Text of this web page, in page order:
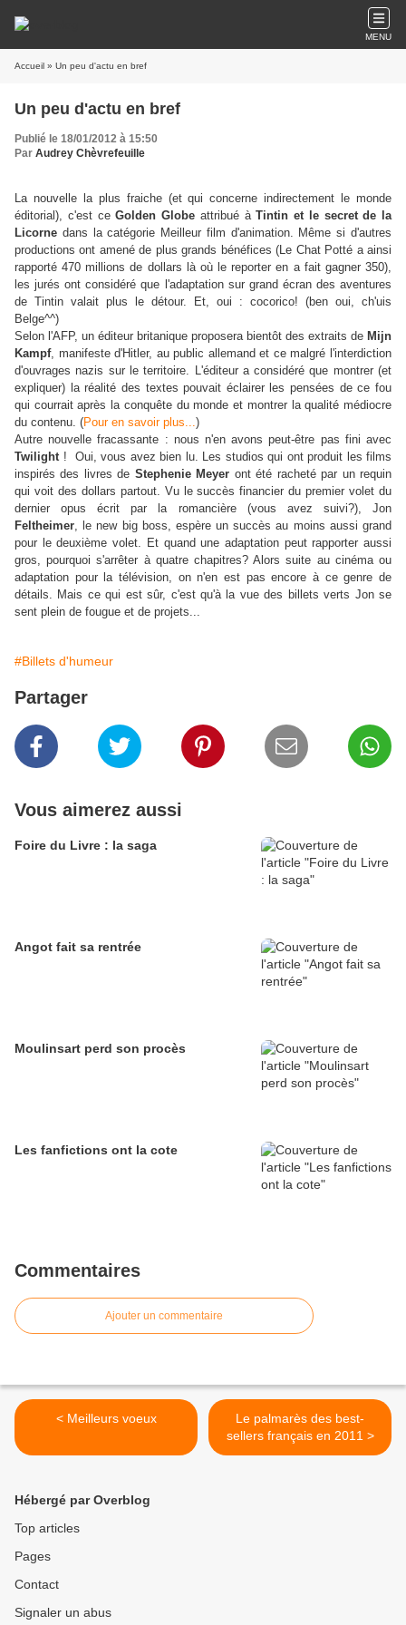
MENU
Accueil » Un peu d'actu en bref
Un peu d'actu en bref
Publié le 18/01/2012 à 15:50
Par Audrey Chèvrefeuille
La nouvelle la plus fraiche (et qui concerne indirectement le monde
éditorial), c'est ceGolden Globe attribué àTintin et le secret de la
Licorne dans la catégorie Meilleur film d'animation. Même si d'autres
productions ont amené de plus grands bénéfices (Le Chat Potté a ainsi
rapporté 470 millions de dollars là où le reporter en a fait gagner 350),
les jurés ont considéré que l'adaptation sur grand écran des aventures
de Tintin valait plus le détour. Et, oui : cocorico! (ben oui, ch'uis
Belge^^)
Selon l'AFP, un éditeur britanique proposera bientôt des extraits de Mijn
Kampf, manifeste d'Hitler, au public allemand et ce malgré l'interdiction
d'ouvrages nazis sur le territoire. L'éditeur a considéré que montrer (et
expliquer) la réalité des textes pouvait éclairer les pensées de ce fou
qui courrait après la conquête du monde et montrer la qualité médiocre
du contenu. (Pour en savoir plus...)
Autre nouvelle fracassante : nous n'en avons peut-être pas fini avec
Twilight! Oui, vous avez bien lu. Les studios qui ont produit les films
inspirés des livres de Stephenie Meyer ont été racheté par un requin
qui voit des dollars partout. Vu le succès financier du premier volet du
dernier opus écrit par la romancière (vous avez suivi?), Jon
Feltheimer, le new big boss, espère un succès au moins aussi grand
pour le deuxième volet. Et quand une adaptation peut rapporter aussi
gros, pourquoi s'arrêter à quatre chapitres? Alors suite au cinéma ou
adaptation pour la télévision, on n'en est pas encore à ce genre de
détails. Mais ce qui est sûr, c'est qu'à la vue des billets verts Jon se
sent plein de fougue et de projets...
#Billets d'humeur
Partager
Vous aimerez aussi
Foire du Livre : la saga
Angot fait sa rentrée
Moulinsart perd son procès
Les fanfictions ont la cote
Commentaires
Ajouter un commentaire
< Meilleurs voeux
Le palmarès des best-
sellers français en 2011 >
Hébergé par Overblog
Top articles
Pages
Contact
Signaler un abus